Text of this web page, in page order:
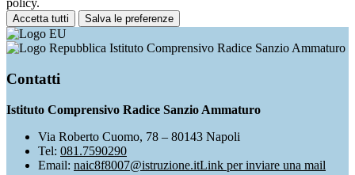
policy.
Accetta tutti Salva le preferenze
Istituto Comprensivo Radice Sanzio Ammaturo
Contatti
Istituto Comprensivo Radice Sanzio Ammaturo
Via Roberto Cuomo, 78 – 80143 Napoli
Tel: 081.7590290
Email: naic8f8007@istruzione.itLink per inviare una mail